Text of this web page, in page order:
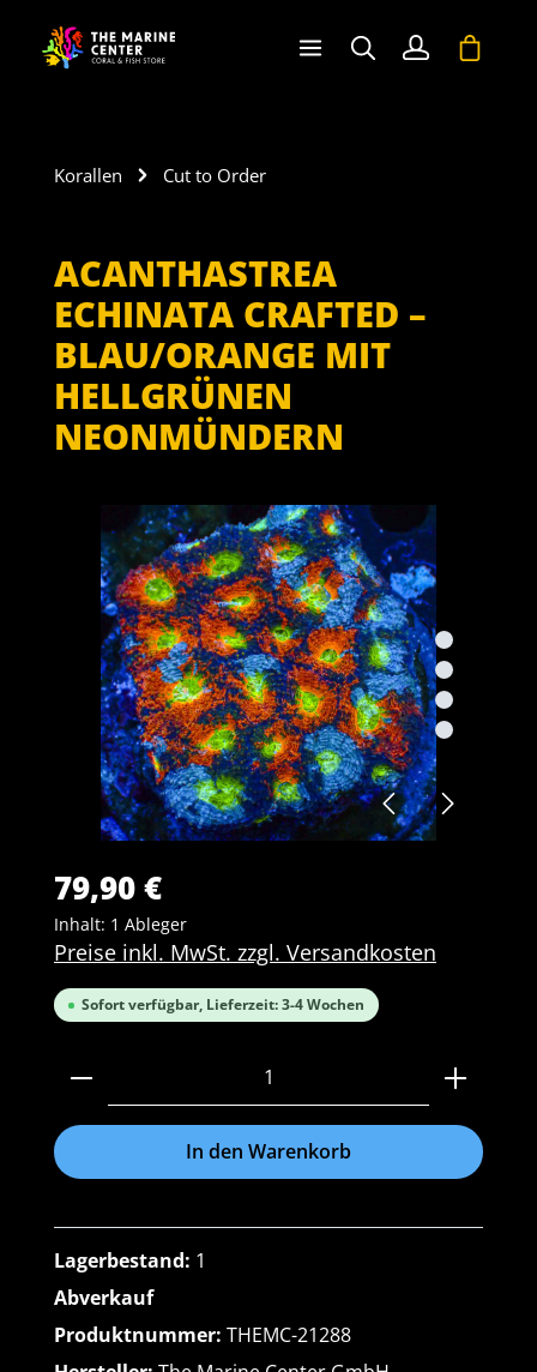
springen
Korallen Cut to Order
ACANTHASTREA
ECHINATA CRAFTED –
BLAU/ORANGE MIT
HELLGRÜNEN
NEONMÜNDERN
Bildergalerie überspringen
79,90 €
Inhalt: 1 Ableger
Preise inkl. MwSt. zzgl. Versandkosten
Sofort verfügbar, Lieferzeit: 3-4 Wochen
Produkt Anzahl: Gib den gewünschten Wert
In den Warenkorb
Lagerbestand: 1
Abverkauf
Produktnummer: THEMC-21288